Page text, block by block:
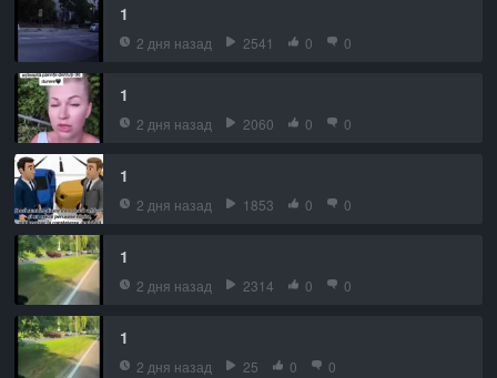
1
2 дня назад 2541 0 0
1
2 дня назад 2060 0 0
1
2 дня назад 1853 0 0
1
2 дня назад 2314 0 0
1
2 дня назад 25 0 0